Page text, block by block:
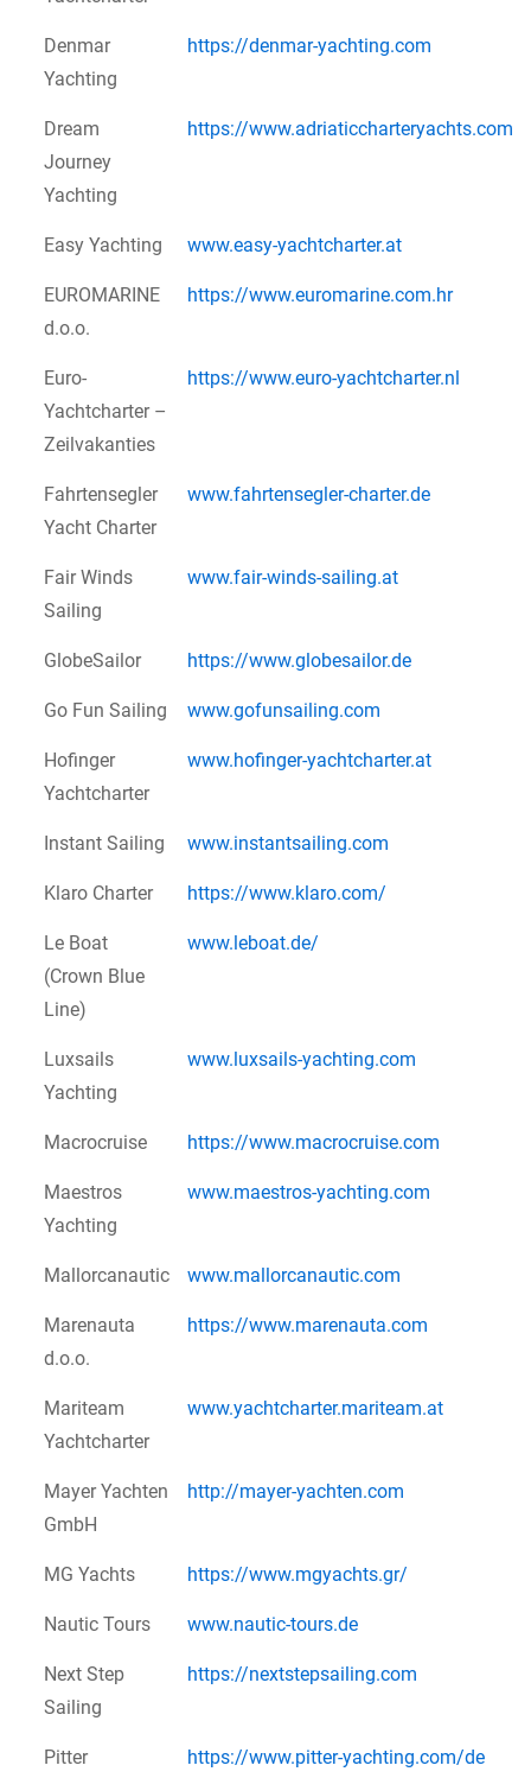
Denmar
Yachting
https://denmar-yachting.com
Dream
Journey
Yachting
https://www.adriaticcharteryachts.com
Easy Yachting www.easy-yachtcharter.at
EUROMARINE
d.o.o.
https://www.euromarine.com.hr
Euro-
Yachtcharter –
Zeilvakanties
https://www.euro-yachtcharter.nl
Fahrtensegler
Yacht Charter
www.fahrtensegler-charter.de
Fair Winds
Sailing
www.fair-winds-sailing.at
GlobeSailor https://www.globesailor.de
Go Fun Sailing www.gofunsailing.com
Hofinger
Yachtcharter
www.hofinger-yachtcharter.at
Instant Sailing www.instantsailing.com
Klaro Charter https://www.klaro.com/
Le Boat
(Crown Blue
Line)
www.leboat.de/
Luxsails
Yachting
www.luxsails-yachting.com
Macrocruise https://www.macrocruise.com
Maestros
Yachting
www.maestros-yachting.com
Mallorcanautic www.mallorcanautic.com
Marenauta
d.o.o.
https://www.marenauta.com
Mariteam
Yachtcharter
www.yachtcharter.mariteam.at
Mayer Yachten
GmbH
http://mayer-yachten.com
MG Yachts https://www.mgyachts.gr/
Nautic Tours www.nautic-tours.de
Next Step
Sailing
https://nextstepsailing.com
Pitter
https://www.pitter-yachting.com/de